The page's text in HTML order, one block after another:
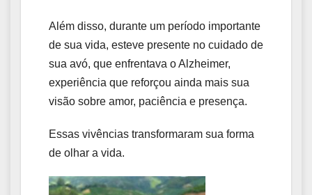
Além disso, durante um período importante
de sua vida, esteve presente no cuidado de
sua avó, que enfrentava o Alzheimer,
experiência que reforçou ainda mais sua
visão sobre amor, paciência e presença.
Essas vivências transformaram sua forma
de olhar a vida.